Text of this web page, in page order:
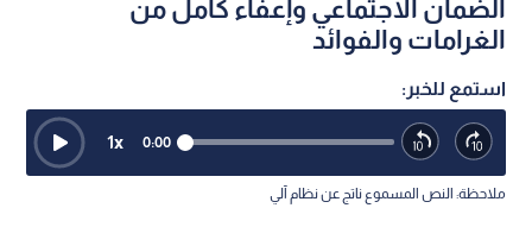
الضمان الاجتماعي وإعفاء كامل من
الغرامات والفوائد
استمع للخبر:
0:00
1x
ملاحظة: النص المسموع ناتج عن نظام آلي